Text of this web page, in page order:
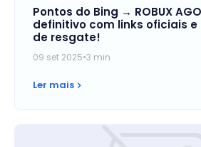
Pontos do Bing → ROBUX
definitivo com links oficiais
de resgate!
09 set 2025•3 min
Ler mais